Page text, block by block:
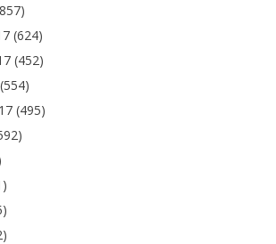
(624)
(452)
(554)
(495)